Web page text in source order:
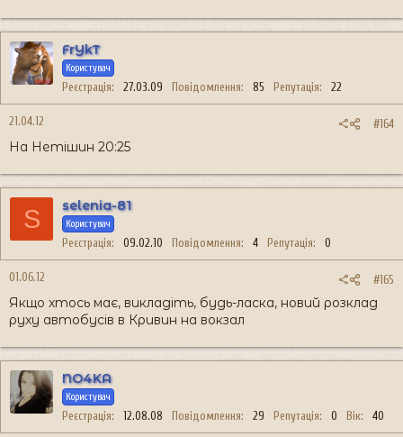
FrYkT
Користувач
Реєстрація 27.03.09 Повідомлення 85 Репутація 22
21.04.12 #164
На Нетішин 20:25
S selenia-81
Користувач
Реєстрація 09.02.10 Повідомлення 4 Репутація 0
01.06.12 #165
Якщо хтось має, викладіть, будь-ласка, новий розклад
руху автобусів в Кривин на вокзал
NO4KA
Користувач
Реєстрація 12.08.08 Повідомлення 29 Репутація 0 Вік 40